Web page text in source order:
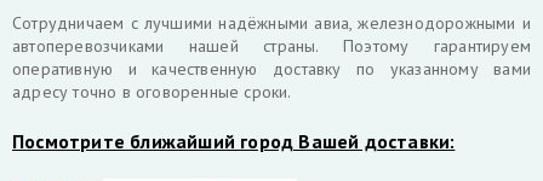
Cотрудничаем с лучшими надёжными авиа, железнодорожными и
автоперевозчиками нашей страны. Поэтому гарантируем
оперативную и качественную доставку по указанному вами
адресу точно в оговоренные сроки.
Посмотрите ближайший город Вашей доставки: